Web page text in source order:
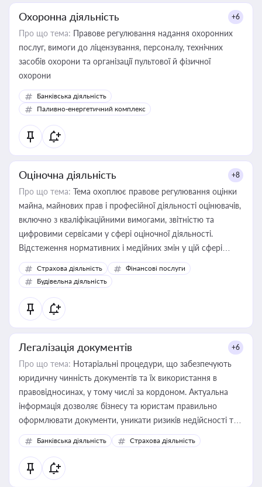
Охоронна діяльність +6
Про що тема: Правове регулювання надання охоронних
послуг, вимоги до ліцензування, персоналу, технічних
засобів охорони та організації пультової й фізичної
охорони
Банківська діяльність
Паливно-енергетичний комплекс
Оціночна діяльність +8
Про що тема: Тема охоплює правове регулювання оцінки
майна, майнових прав і професійної діяльності оцінювачів,
включно з кваліфікаційними вимогами, звітністю та
цифровими сервісами у сфері оціночної діяльності.
Відстеження нормативних і медійних змін у цій сфері
корисне для власника бізнесу, керівника, юриста або
бухгалтера під час оподаткування, приватизації, оренди
державного майна, корпоративних угод і перевірки
статусу суб'єктів оціночної діяльності
Страхова діяльність
Фінансові послуги
Будівельна діяльність
Легалізація документів +6
Про що тема: Нотаріальні процедури, що забезпечують
юридичну чинність документів та їх використання в
правовідносинах, у тому числі за кордоном. Актуальна
інформація дозволяє бізнесу та юристам правильно
оформлювати документи, уникати ризиків недійсності та
забезпечувати їх належне прийняття органами влади та
контрагентами
Банківська діяльність Страхова діяльність